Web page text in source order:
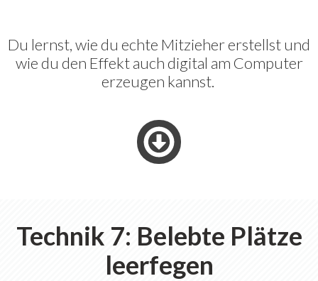
Du lernst, wie du echte Mitzieher erstellst und
wie du den Effekt auch digital am Computer
erzeugen kannst.
Technik 7: Belebte Plätze
leerfegen